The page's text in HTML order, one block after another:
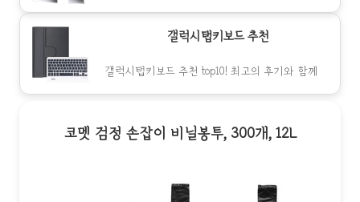
갤럭시탭키보드 추천
갤럭시탭키보드 추천 top10! 최고의 후기와 함께
코멧 검정 손잡이 비닐봉투, 300개, 12L